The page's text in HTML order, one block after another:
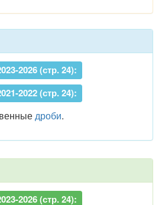
2026 (стр. 24):
2022 (стр. 24):
дроби.
2026 (стр. 24):